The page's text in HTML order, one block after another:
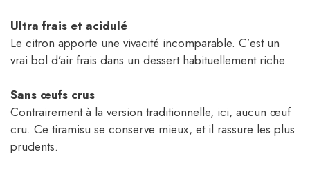
Ultra frais et acidulé
Le citron apporte une vivacité incomparable. C’est un
vrai bol d’air frais dans un dessert habituellement riche.
Sans œufs crus
Contrairement à la version traditionnelle, ici, aucun œuf
cru. Ce tiramisu se conserve mieux, et il rassure les plus
prudents.